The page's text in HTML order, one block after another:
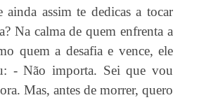
ainda assim te dedicas a tocar
Na calma de quem enfrenta a
quem a desafia e vence, ele
- Não importa. Sei que vou
Mas, antes de morrer, quero